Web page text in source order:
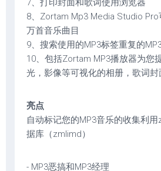
7、打印封面和歌词使用浏览器
8、Zortam Mp3 Media Studio
万首音乐曲目
9、搜索使用的MP3标签重复的
10、包括Zortam MP3播放器为您
光，影像等可视化的相册，歌词封
亮点
自动标记您的MP3音乐的收集利
据库（zmlimd）
- MP3恶搞和MP3经理